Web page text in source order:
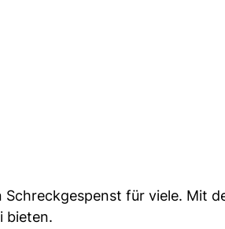
Schreckgespenst für viele. Mit
bieten.